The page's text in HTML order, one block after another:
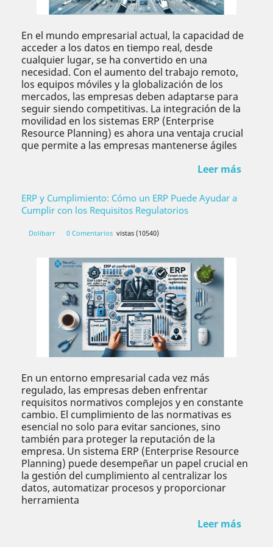
En el mundo empresarial actual, la capacidad de
acceder a los datos en tiempo real, desde
cualquier lugar, se ha convertido en una
necesidad. Con el aumento del trabajo remoto,
los equipos móviles y la globalización de los
mercados, las empresas deben adaptarse para
seguir siendo competitivas. La integración de la
movilidad en los sistemas ERP (Enterprise
Resource Planning) es ahora una ventaja crucial
que permite a las empresas mantenerse ágiles
Leer más
ERP y Cumplimiento: Cómo un ERP Puede Ayudar a
Cumplir con los Requisitos Regulatorios
Dolibarr 0 Comentarios vistas (10540)
En un entorno empresarial cada vez más
regulado, las empresas deben enfrentar
requisitos normativos complejos y en constante
cambio. El cumplimiento de las normativas es
esencial no solo para evitar sanciones, sino
también para proteger la reputación de la
empresa. Un sistema ERP (Enterprise Resource
Planning) puede desempeñar un papel crucial en
la gestión del cumplimiento al centralizar los
datos, automatizar procesos y proporcionar
herramienta
Leer más